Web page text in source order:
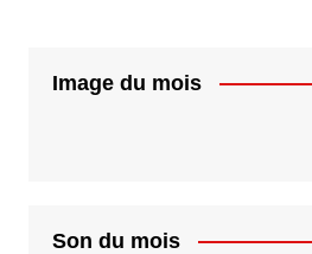
Image du mois
Son du mois